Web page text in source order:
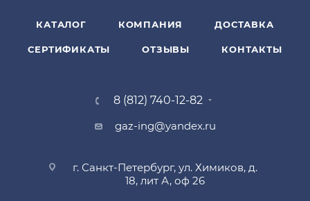
КАТАЛОГ КОМПАНИЯ ДОСТАВКА
СЕРТИФИКАТЫ ОТЗЫВЫ КОНТАКТЫ
8 (812) 740-12-82
gaz-ing@yandex.ru
г. Санкт-Петербург, ул. Химиков, д.
18, лит А, оф 26